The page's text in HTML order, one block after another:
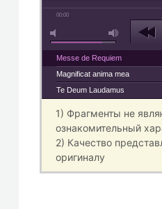
00:00
Messe de Requiem
Magnificat anima mea
Te Deum Laudamus
1) Фрагменты не
ознакомительный
2) Качество
оригиналу